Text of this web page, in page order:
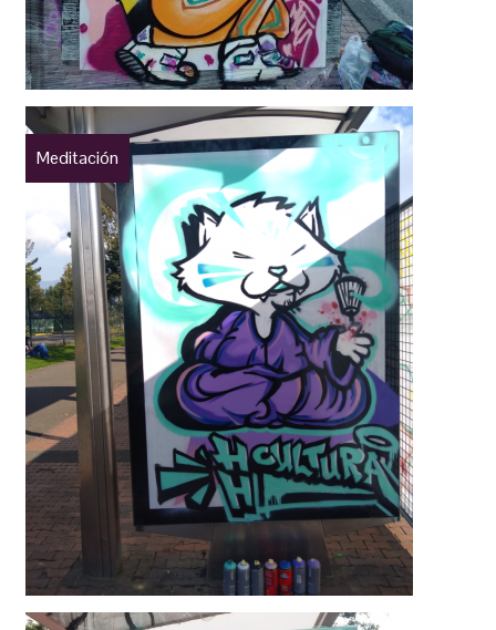
Meditación